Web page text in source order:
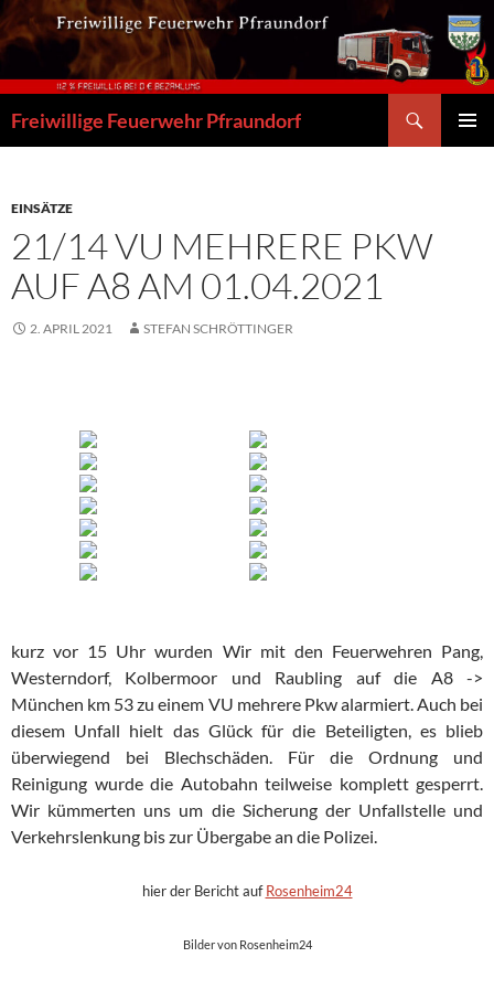
Zum
Inhalt
springen
Freiwillige Feuerwehr Pfraundorf
EINSÄTZE
21/14 VU MEHRERE PKW
AUF A8 AM 01.04.2021
2. APRIL 2021 STEFAN SCHRÖTTINGER
kurz vor 15 Uhr wurden Wir mit den Feuerwehren Pang,
Westerndorf, Kolbermoor und Raubling auf die A8 ->
München km 53 zu einem VU mehrere Pkw alarmiert. Auch bei
diesem Unfall hielt das Glück für die Beteiligten, es blieb
überwiegend bei Blechschäden. Für die Ordnung und
Reinigung wurde die Autobahn teilweise komplett gesperrt.
Wir kümmerten uns um die Sicherung der Unfallstelle und
Verkehrslenkung bis zur Übergabe an die Polizei.
hier der Bericht aufRosenheim24
Bilder von Rosenheim24